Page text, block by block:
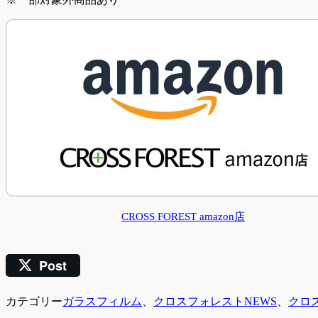
CROSS FOREST amazon店
Post
カテゴリーガラスフィルム クロスフォレストNEWS クロ